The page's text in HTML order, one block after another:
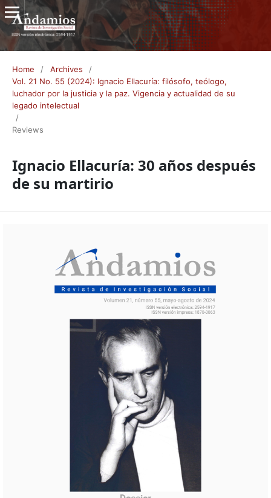
Home / Archives
/
Vol. 21 No. 55 (2024): Ignacio Ellacuría: filósofo, teólogo,
luchador por la justicia y la paz. Vigencia y actualidad de su
legado intelectual
/
Reviews
Ignacio Ellacuría: 30 años después
de su martirio